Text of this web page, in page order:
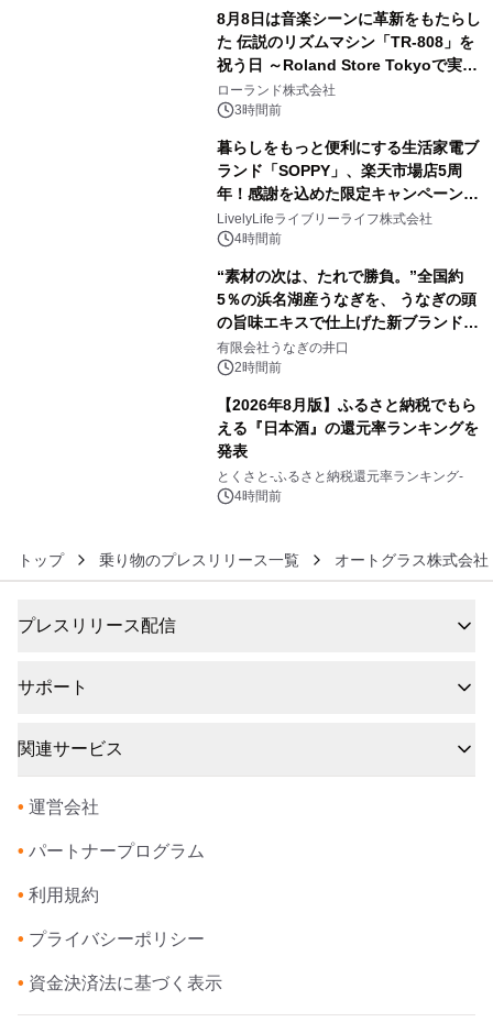
8月8日は音楽シーンに革新をもたらし
た 伝説のリズムマシン「TR-808」を
祝う日 ～Roland Store Tokyoで実機
を展示しての 記念キャンペーンを開
催 英国ラジオ「NTS」の 特別プログ
アーティストを フィーチャーしたアニ
メーションを公開～
ローランド株式会社
3時間前
暮らしをもっと便利にする生活家電ブ
ランド「SOPPY」、楽天市場店5周
年！感謝を込めた限定キャンペーンを
8月10日より開催
LivelyLifeライブリーライフ株式会社
4時間前
“素材の次は、たれで勝負。”全国約
5％の浜名湖産うなぎを、 うなぎの頭
の旨味エキスで仕上げた新ブランド
「井口の誉」誕生
有限会社うなぎの井口
2時間前
【2026年8月版】ふるさと納税でもら
える『日本酒』の還元率ランキングを
発表
とくさと-ふるさと納税還元率ランキング-
4時間前
トップ 乗り物のプレスリリース一覧 オートグラス株式会
プレスリリース配信
サポート
関連サービス
• 運営会社
• パートナープログラム
• 利用規約
• プライバシーポリシー
• 資金決済法に基づく表示